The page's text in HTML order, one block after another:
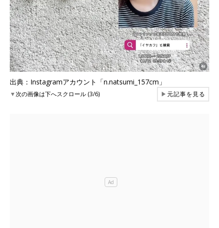
出典：Instagramアカウント「n.natsumi_157cm」
▼次の画像は下へスクロール (3/6) ▶元記事を見る